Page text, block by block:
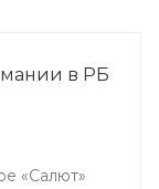
в РБ
«Салют»